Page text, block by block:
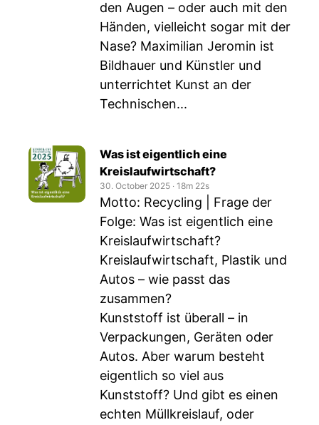
den Augen – oder auch mit den
Händen, vielleicht sogar mit der
Nase? Maximilian Jeromin ist
Bildhauer und Künstler und
unterrichtet Kunst an der
Technischen...
Was ist eigentlich eine
Kreislaufwirtschaft?
30. October 2025 ‧ 18m 22s
Motto: Recycling | Frage der
Folge: Was ist eigentlich eine
Kreislaufwirtschaft?
Kreislaufwirtschaft, Plastik und
Autos – wie passt das
zusammen?
Kunststoff ist überall – in
Verpackungen, Geräten oder
Autos. Aber warum besteht
eigentlich so viel aus
Kunststoff? Und gibt es einen
echten Müllkreislauf, oder